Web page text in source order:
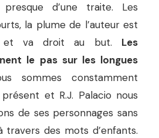
d’une traite. Les
la plume de l’auteur est
et va droit au but. Les
le pas sur les longues
sommes constamment
et R.J. Palacio nous
de ses personnages sans
travers des mots d’enfants.